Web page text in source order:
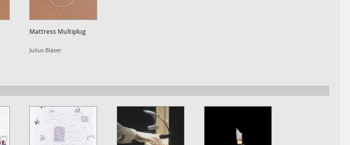
Mattress Multiplug
Julius Bläser